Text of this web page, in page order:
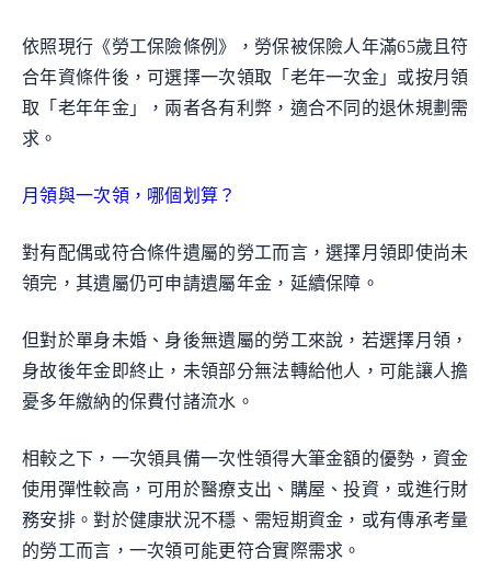
依照現行《勞工保險條例》，勞保被保險人年滿65歲且符
合年資條件後，可選擇一次領取「老年一次金」或按月領
取「老年年金」，兩者各有利弊，適合不同的退休規劃需
求。
月領與一次領，哪個划算？
對有配偶或符合條件遺屬的勞工而言，選擇月領即使尚未
領完，其遺屬仍可申請遺屬年金，延續保障。
但對於單身未婚、身後無遺屬的勞工來說，若選擇月領，
身故後年金即終止，未領部分無法轉給他人，可能讓人擔
憂多年繳納的保費付諸流水。
相較之下，一次領具備一次性領得大筆金額的優勢，資金
使用彈性較高，可用於醫療支出、購屋、投資，或進行財
務安排。對於健康狀況不穩、需短期資金，或有傳承考量
的勞工而言，一次領可能更符合實際需求。